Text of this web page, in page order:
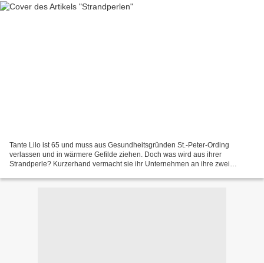
Tante Lilo ist 65 und muss aus Gesundheitsgründen St.-Peter-Ording
verlassen und in wärmere Gefilde ziehen. Doch was wird aus ihrer
Strandperle? Kurzerhand vermacht sie ihr Unternehmen an ihre zwei